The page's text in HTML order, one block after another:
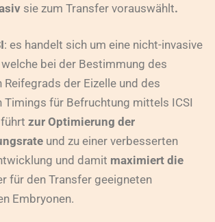
sie zum Transfer vorauswählt.
: es handelt sich um eine nicht-invasive
bei der Bestimmung des
der Eizelle und des
Timings für Befruchtung mittels ICSI
zur Optimierung der
und zu einer verbesserten
und damit maximiert die
für den Transfer geeigneten
Embryonen.